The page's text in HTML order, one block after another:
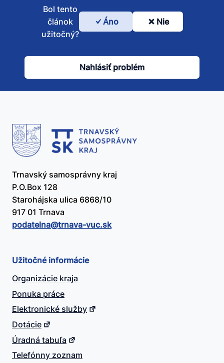
Bol
článok
užitočný?
Bol tento
článok
užitočný?
Áno Nie
Nahlásiť problém
Trnavský samosprávny kraj
P.O.Box 128
Starohájska ulica 6868/10
917 01 Trnava
podatelna@​trnava-vuc.sk
Užitočné informácie
Organizácie kraja
Ponuka práce
Elektronické služby
Dotácie
Úradná tabuľa
Telefónny zoznam